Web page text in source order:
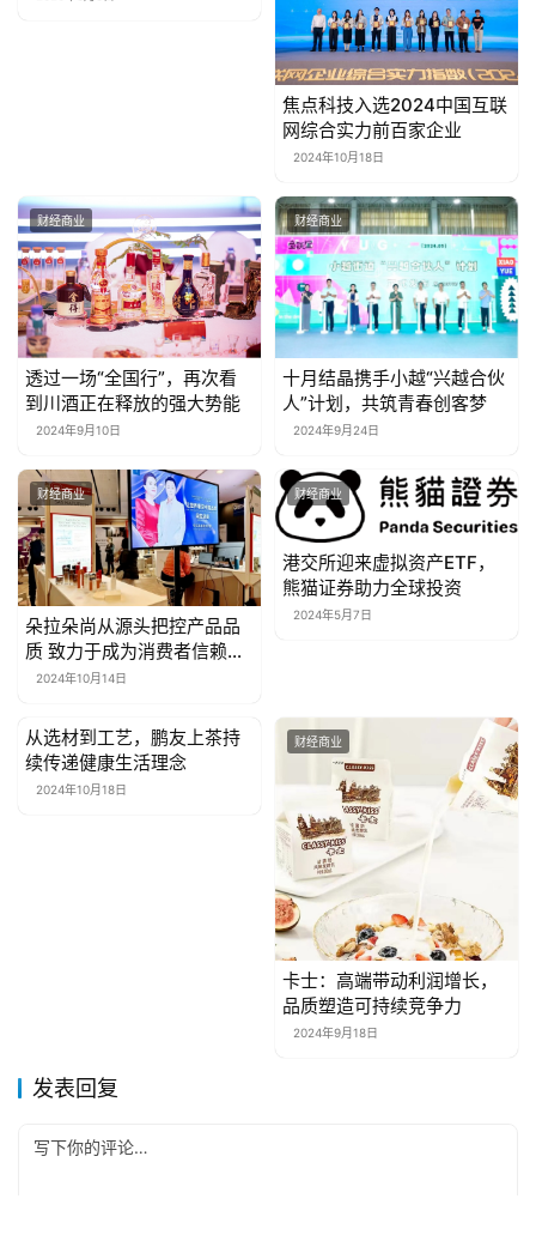
焦点科技入选2024中国互联
网综合实力前百家企业
2024年10月18日
财经商业
透过一场“全国行”，再次看
到川酒正在释放的强大势能
2024年9月10日
财经商业
十月结晶携手小越“兴越合伙
人”计划，共筑青春创客梦
2024年9月24日
财经商业
朵拉朵尚从源头把控产品品
质 致力于成为消费者信赖的
护肤品牌
2024年10月14日
财经商业
港交所迎来虚拟资产ETF，
熊猫证券助力全球投资
2024年5月7日
财经商业
从选材到工艺，鹏友上茶持
续传递健康生活理念
2024年10月18日
财经商业
卡士：高端带动利润增长，
品质塑造可持续竞争力
2024年9月18日
发表回复